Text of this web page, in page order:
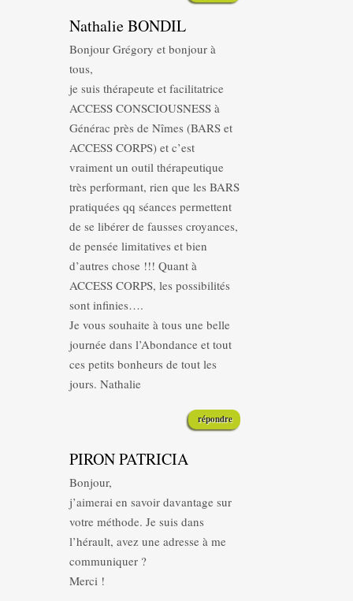
Nathalie BONDIL
Bonjour Grégory et bonjour à
tous,
je suis thérapeute et facilitatrice
ACCESS CONSCIOUSNESS à
Générac près de Nîmes (BARS et
ACCESS CORPS) et c’est
vraiment un outil thérapeutique
très performant, rien que les BARS
pratiquées qq séances permettent
de se libérer de fausses croyances,
de pensée limitatives et bien
d’autres chose !!! Quant à
ACCESS CORPS, les possibilités
sont infinies….
Je vous souhaite à tous une belle
journée dans l’Abondance et tout
ces petits bonheurs de tout les
jours. Nathalie
répondre
PIRON PATRICIA
Bonjour,
j’aimerai en savoir davantage sur
votre méthode. Je suis dans
l’hérault, avez une adresse à me
communiquer ?
Merci !